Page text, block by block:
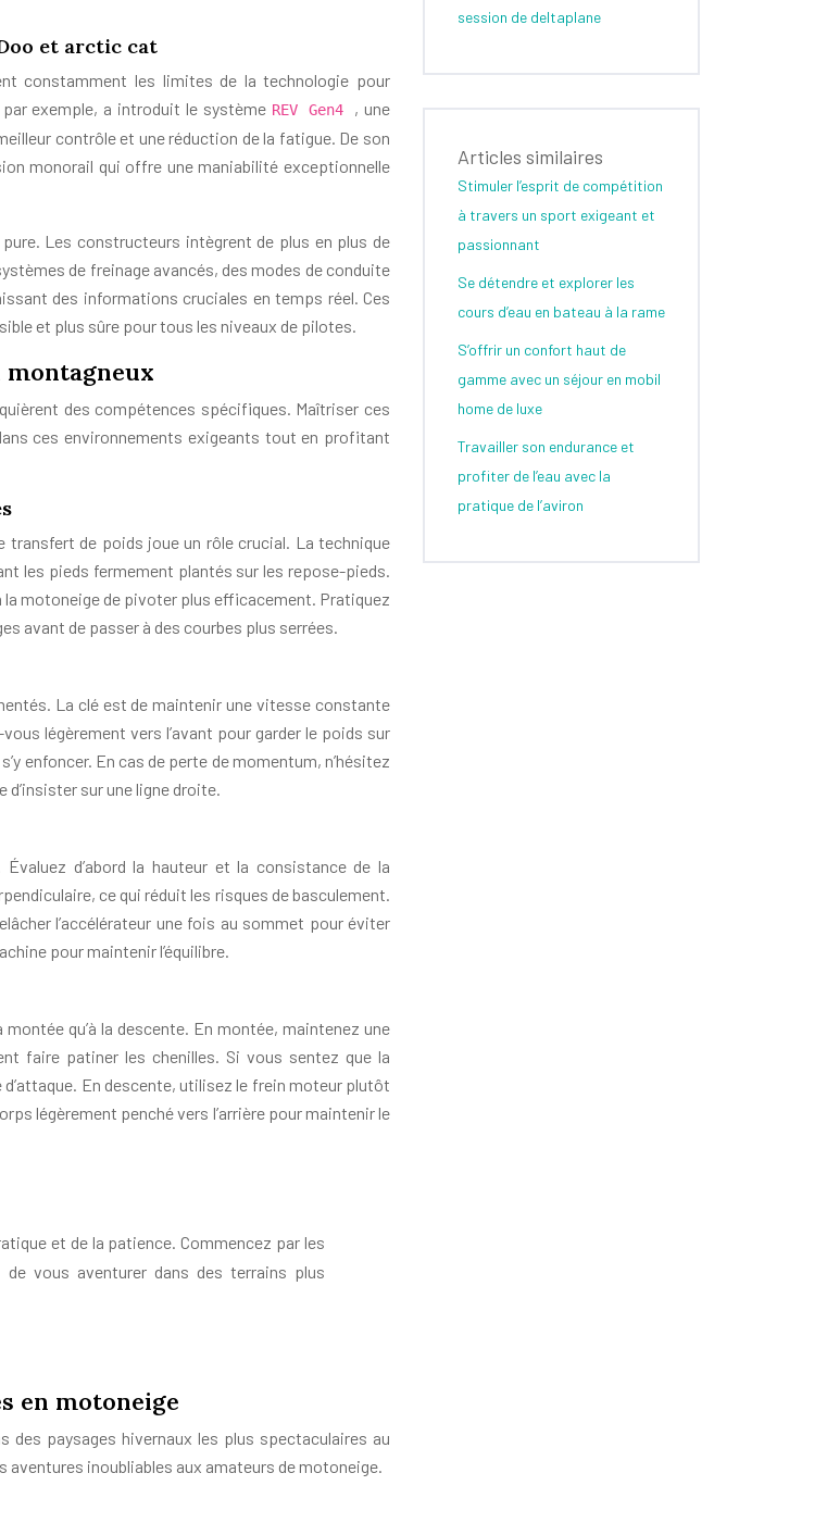
et arctic cat
constamment les limites de la technologie pour
exemple, a introduit le système REV Gen4 , une
contrôle et une réduction de la fatigue. De son
monorail qui offre une maniabilité exceptionnelle
Les constructeurs intègrent de plus en plus de
de freinage avancés, des modes de conduite
des informations cruciales en temps réel. Ces
et plus sûre pour tous les niveaux de pilotes.
montagneux
des compétences spécifiques. Maîtriser ces
ces environnements exigeants tout en profitant
transfert de poids joue un rôle crucial. La technique
les pieds fermement plantés sur les repose-pieds.
la motoneige de pivoter plus efficacement. Pratiquez
avant de passer à des courbes plus serrées.
La clé est de maintenir une vitesse constante
légèrement vers l’avant pour garder le poids sur
enfoncer. En cas de perte de momentum, n’hésitez
sur une ligne droite.
d’abord la hauteur et la consistance de la
ce qui réduit les risques de basculement.
l’accélérateur une fois au sommet pour éviter
pour maintenir l’équilibre.
qu’à la descente. En montée, maintenez une
faire patiner les chenilles. Si vous sentez que la
d’attaque. En descente, utilisez le frein moteur plutôt
légèrement penché vers l’arrière pour maintenir le
et de la patience. Commencez par les
vous aventurer dans des terrains plus
en motoneige
des paysages hivernaux les plus spectaculaires au
inoubliables aux amateurs de motoneige.
session de deltaplane
Articles similaires
Stimuler l’esprit de compétition
à travers un sport exigeant et
passionnant
Se détendre et explorer les
cours d’eau en bateau à la rame
S’offrir un confort haut de
gamme avec un séjour en mobil
home de luxe
Travailler son endurance et
profiter de l’eau avec la
pratique de l’aviron